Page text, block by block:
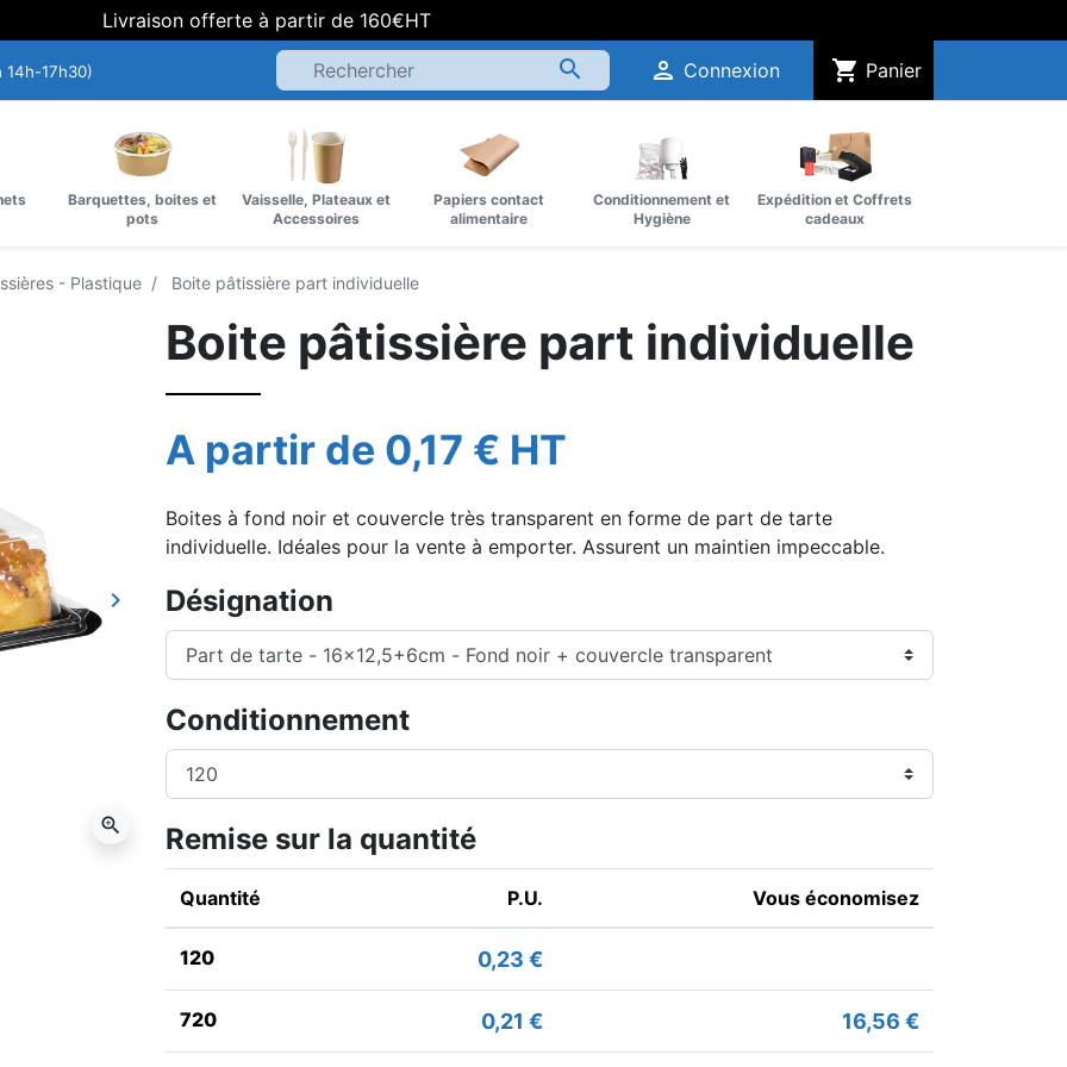
Livraison offerte à partir de 160€HT
14h-17h30) search person Connexion shopping_cart Panier
Barquettes, boites et
pots
Vaisselle, Plateaux et
Accessoires
Papiers contact
alimentaire
Conditionnement et
Hygiène
Expédition et Coffrets
cadeaux
- Plastique Boite pâtissière part individuelle
Suivant
keyboard_arrow_right
zoom_in
Boite pâtissière part individuelle
A partir de 0,17 € HT
Boites à fond noir et couvercle très transparent en forme de part de tarte
individuelle. Idéales pour la vente à emporter. Assurent un maintien impeccable.
Désignation
Conditionnement
Remise sur la quantité
Quantité P.U. Vous économisez
120 0,23 €
720 0,21 € 16,56 €